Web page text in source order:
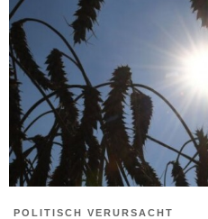
POLITISCH VERURSACHT